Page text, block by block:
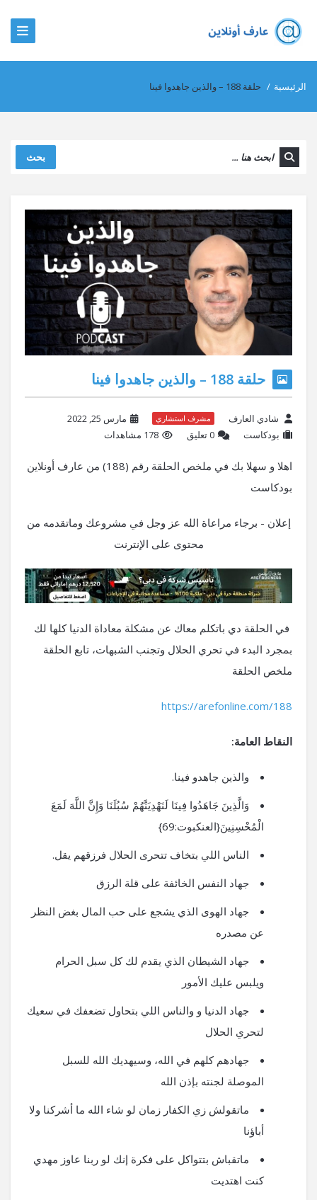
الرئيسية / حلقة 188 – والذين جاهدوا فينا
بحث
حلقة 188 – والذين جاهدوا فينا
شادي العارف مشرف استشاري
مارس 25, 2022
بودكاست
‫0 تعليق 178 مشاهدات
اهلا و سهلا بك في ملخص الحلقة رقم (188) من عارف أونلاين
بودكاست
إعلان - برجاء مراعاة الله عز وجل في مشروعك وماتقدمه من
محتوى على الإنترنت
في الحلقة دي باتكلم معاك عن مشكلة معاداة الدنيا كلها لك
بمجرد البدء في تحري الحلال وتجنب الشبهات، تابع الحلقة
ملخص الحلقة
https://arefonline.com/188
النقاط العامة:
والذين جاهدو فينا.
وَالَّذِينَ جَاهَدُوا فِينَا لَنَهْدِيَنَّهُمْ سُبُلَنَا وَإِنَّ اللَّهَ لَمَعَ
الْمُحْسِنِينَ{العنكبوت:69}
الناس اللي بتخاف تتحرى الحلال فرزقهم يقل.
جهاد النفس الخائفة على قلة الرزق
جهاد الهوى الذي يشجع على حب المال بغض النظر
عن مصدره
جهاد الشيطان الذي يقدم لك كل سبل الحرام
ويلبس عليك الأمور
جهاد الدنيا و والناس اللي بتحاول تضعفك في سعيك
لتحري الحلال
جهادهم كلهم في الله، وسيهديك الله للسبل
الموصلة لجنته بإذن الله
ماتقولش زي الكفار زمان لو شاء الله ما أشركنا ولا
أباؤنا
ماتقباش بتتواكل على فكرة إنك لو ربنا عاوز مهدي
كنت اهتديت